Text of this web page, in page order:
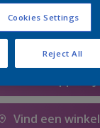
Vind een winkel
Cookies Settings
Reject All